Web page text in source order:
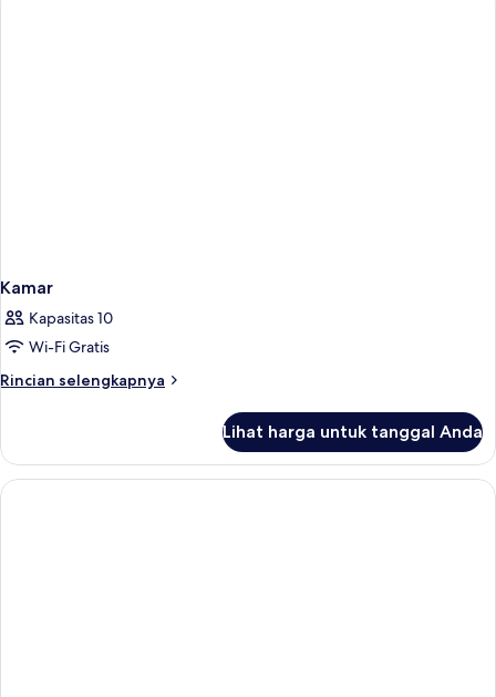
Kamar
Kapasitas 10
Wi-Fi Gratis
Rincian selengkapnya
Rincian
Kamar
Lihat harga untuk tanggal Anda